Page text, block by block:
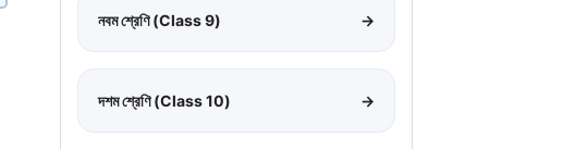
নবম শ্রেণি (Class 9) →
দশম শ্রেণি (Class 10) →